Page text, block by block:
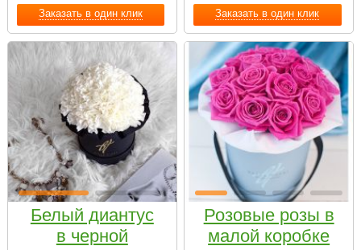
Заказать в один клик Заказать в один клик
Белый диантус
в черной
Розовые розы в
малой коробке